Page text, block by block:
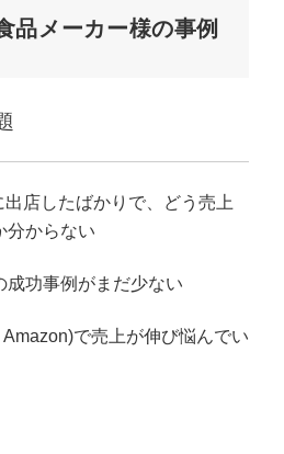
品メーカー様の事例
出店したばかりで、どう売上
分からない
成功事例がまだ少ない
で売上が伸び悩んでい